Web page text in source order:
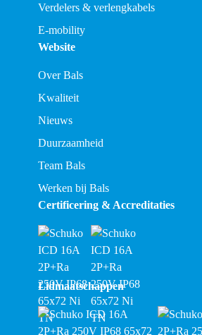
Verdelers & verlengkabels
E-mobility
Website
Over Bals
Kwaliteit
Nieuws
Duurzaamheid
Team Bals
Werken bij Bals
Certificering & Accreditaties
Lidmaatschappen